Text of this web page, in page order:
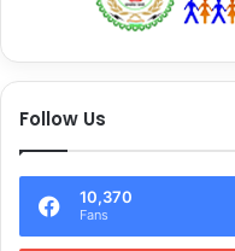
Israel-Palestine conflict
Follow Us
10,370
Fans